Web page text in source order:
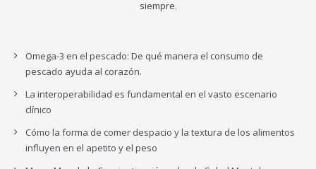
siempre.
Omega-3 en el pescado: De qué manera el consumo de
pescado ayuda al corazón.
La interoperabilidad es fundamental en el vasto escenario
clínico
Cómo la forma de comer despacio y la textura de los alimentos
influyen en el apetito y el peso